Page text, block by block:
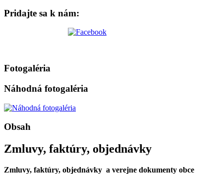
Pridajte sa k nám:
Fotogaléria
Náhodná fotogaléria
Obsah
Zmluvy, faktúry, objednávky
Zmluvy, faktúry, objednávky a verejne dokumenty obce